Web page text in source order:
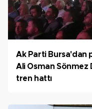
Ak Parti Bursa'dan
Ali Osman Sönmez
tren hattı